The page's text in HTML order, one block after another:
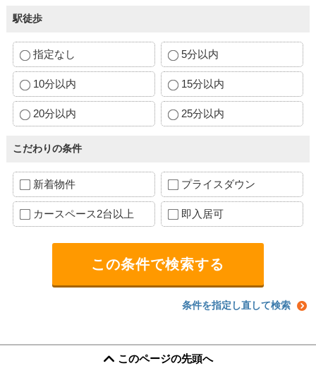
駅徒歩
指定なし 5分以内
10分以内 15分以内
20分以内 25分以内
こだわりの条件
新着物件 プライスダウン
カースペース2台以上 即入居可
条件を指定し直して検索
このページの先頭へ